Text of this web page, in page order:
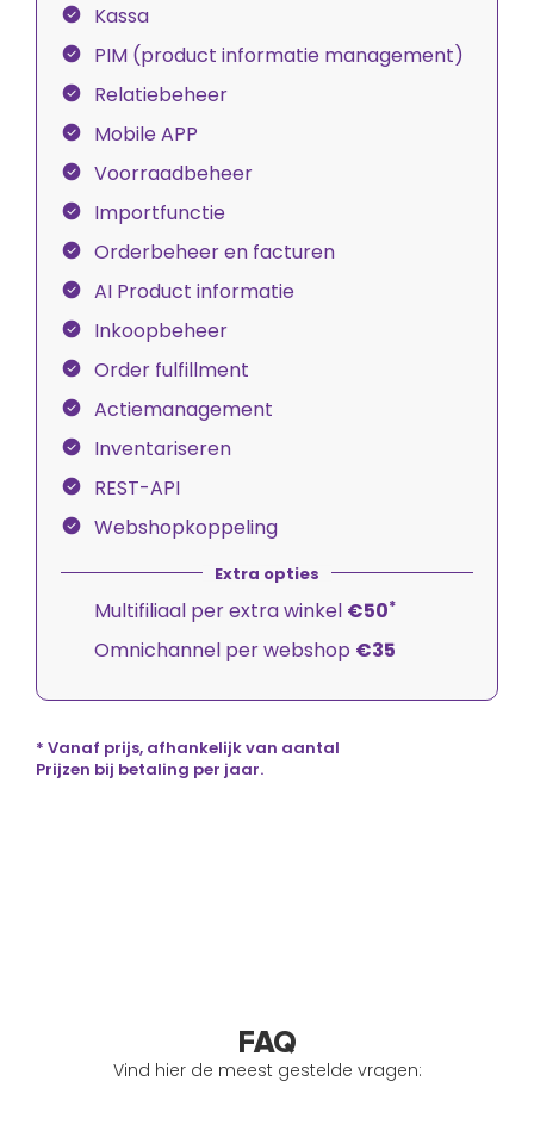
Kassa
PIM (product informatie management)
Relatiebeheer
Mobile APP
Voorraadbeheer
Importfunctie
Orderbeheer en facturen
AI Product informatie
Inkoopbeheer
Order fulfillment
Actiemanagement
Inventariseren
REST-API
Webshopkoppeling
Multifiliaal per extra winkel €50*
Omnichannel per webshop €35
* Vanaf prijs, afhankelijk van aantal
Prijzen bij betaling per jaar.
FAQ
Vind hier de meest gestelde vragen: